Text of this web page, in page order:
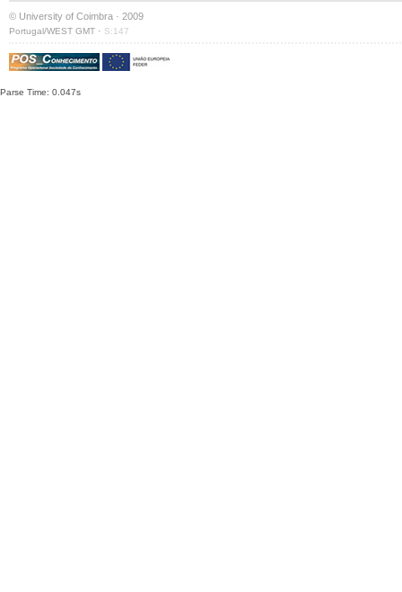
© University of Coimbra · 2009
Portugal/WEST GMT · S:147
Parse Time: 0.047s